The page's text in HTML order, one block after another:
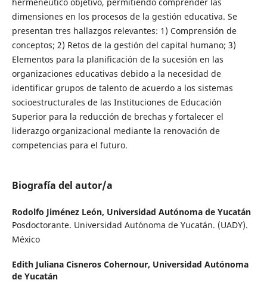
dimensiones en los procesos de la gestión educativa. Se
presentan tres hallazgos relevantes: 1) Comprensión de
conceptos; 2) Retos de la gestión del capital humano; 3)
Elementos para la planificación de la sucesión en las
organizaciones educativas debido a la necesidad de
identificar grupos de talento de acuerdo a los sistemas
socioestructurales de las Instituciones de Educación
Superior para la reducción de brechas y fortalecer el
liderazgo organizacional mediante la renovación de
competencias para el futuro.
Biografía del autor/a
Rodolfo Jiménez León, Universidad Autónoma de Yucatán
Posdoctorante. Universidad Autónoma de Yucatán. (UADY).
México
Edith Juliana Cisneros Cohernour, Universidad Autónoma
de Yucatán